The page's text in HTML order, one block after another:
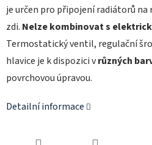
je určen pro připojení radiátorů na
zdi. Nelze kombinovat s
Termostatický ventil, regulační
hlavice je k dispozici vrůzných
povrchovou úpravou.
Detailní informace